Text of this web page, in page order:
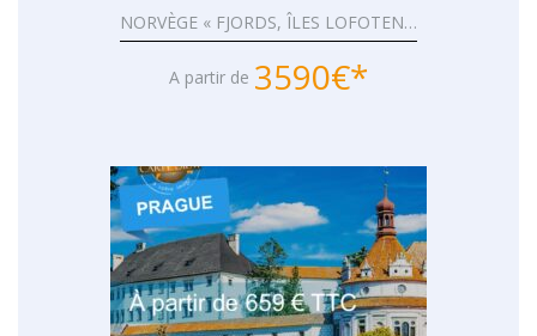
NORVÈGE « FJORDS, ÎLES LOFOTEN…
A partir de 3590€*